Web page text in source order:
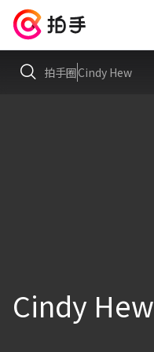
拍手圈Cindy Hew
Cindy Hew